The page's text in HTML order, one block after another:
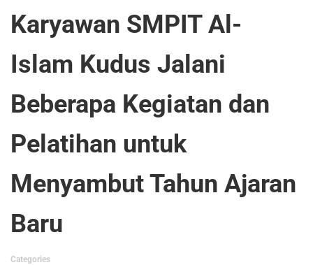
Karyawan SMPIT Al-
Islam Kudus Jalani
Beberapa Kegiatan dan
Pelatihan untuk
Menyambut Tahun Ajaran
Baru
Categories